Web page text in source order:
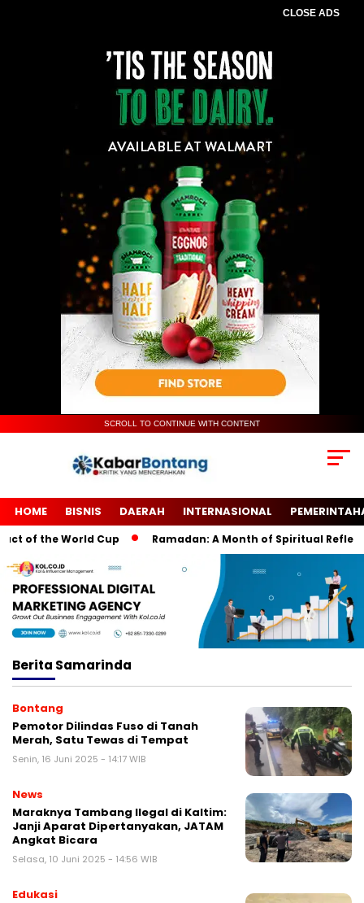
CLOSE ADS
SCROLL TO CONTINUE WITH CONTENT
HOME BISNIS DAERAH INTERNASIONAL
of the World Cup Ramadan: A Month of Spiritual
Berita Samarinda
Bontang
Pemotor Dilindas Fuso di Tanah
Merah, Satu Tewas di Tempat
Senin, 16 Juni 2025 - 14:17 WIB
News
Maraknya Tambang Ilegal di Kaltim:
Janji Aparat Dipertanyakan, JATAM
Angkat Bicara
Selasa, 10 Juni 2025 - 14:56 WIB
Edukasi